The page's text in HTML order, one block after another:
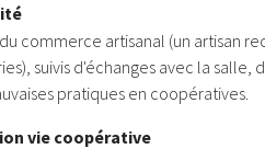
commerce artisanal (un artisan
suivis d'échanges avec la salle,
pratiques en coopératives.
vie coopérative